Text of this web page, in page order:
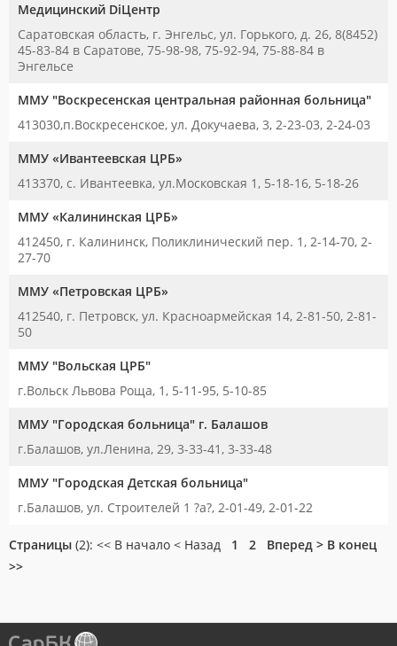
Медицинский DiЦентр
Саратовская область, г. Энгельс, ул. Горького, д. 26, 8(8452)
45-83-84 в Саратове, 75-98-98, 75-92-94, 75-88-84 в
Энгельсе
ММУ "Воскресенская центральная районная больница"
413030,п.Воскресенское, ул. Докучаева, 3, 2-23-03, 2-24-03
ММУ «Ивантеевская ЦРБ»
413370, с. Ивантеевка, ул.Московская 1, 5-18-16, 5-18-26
ММУ «Калининская ЦРБ»
412450, г. Калининск, Поликлинический пер. 1, 2-14-70, 2-
27-70
ММУ «Петровская ЦРБ»
412540, г. Петровск, ул. Красноармейская 14, 2-81-50, 2-81-
50
ММУ "Вольская ЦРБ"
г.Вольск Львова Роща, 1, 5-11-95, 5-10-85
ММУ "Городская больница" г. Балашов
г.Балашов, ул.Ленина, 29, 3-33-41, 3-33-48
ММУ "Городская Детская больница"
г.Балашов, ул. Строителей 1 ?а?, 2-01-49, 2-01-22
Страницы (2): << В начало < Назад 1 2 Вперед > В конец
>>